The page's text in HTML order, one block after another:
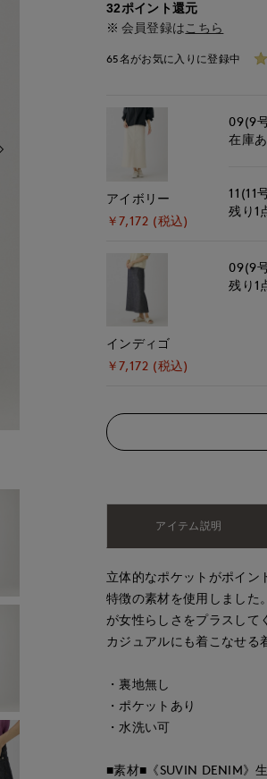
32ポイント還元
会員登録は こちら
65名がお気に入りに登録中
アイボリー
￥7,172 (税込)
09(9
在庫
11(11
残り1
インディゴ
￥7,172 (税込)
09(9
残り1
アイテム説明
立体的なポケットがポイン
特徴の素材を使用しました
が女性らしさをプラスして
カジュアルにも着こなせる
・裏地無し
・ポケットあり
・水洗い可
■素材■《SUVIN DENIM》